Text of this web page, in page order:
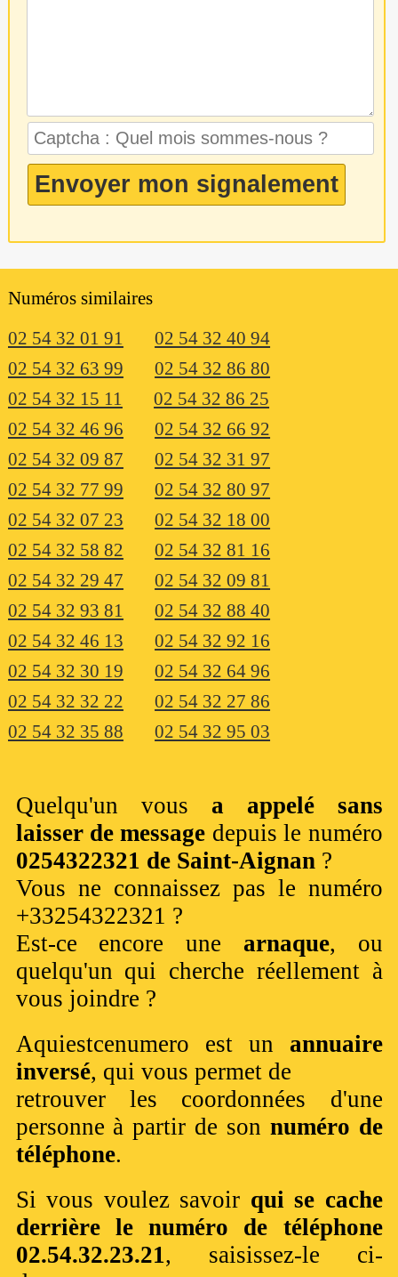
Numéros similaires
02 54 32 01 91
02 54 32 40 94
02 54 32 63 99
02 54 32 86 80
02 54 32 15 11
02 54 32 86 25
02 54 32 46 96
02 54 32 66 92
02 54 32 09 87
02 54 32 31 97
02 54 32 77 99
02 54 32 80 97
02 54 32 07 23
02 54 32 18 00
02 54 32 58 82
02 54 32 81 16
02 54 32 29 47
02 54 32 09 81
02 54 32 93 81
02 54 32 88 40
02 54 32 46 13
02 54 32 92 16
02 54 32 30 19
02 54 32 64 96
02 54 32 32 22
02 54 32 27 86
02 54 32 35 88
02 54 32 95 03
Quelqu'un vous a appelé sans
laisser de message depuis le numéro
0254322321 de Saint-Aignan?
Vous ne connaissez pas le numéro
+33254322321 ?
Est-ce encore une arnaque, ou
quelqu'un qui cherche réellement à
vous joindre ?
Aquiestcenumero est un annuaire
inversé, qui vous permet de
retrouver les coordonnées d'une
personne à partir de son numéro de
téléphone.
Si vous voulez savoir qui se cache
derrière le numéro de téléphone
02.54.32.23.21, saisissez-le ci-